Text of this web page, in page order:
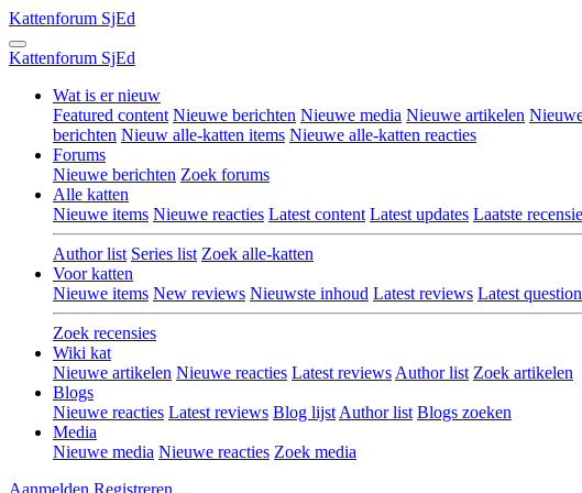
Kattenforum SjEd
Kattenforum SjEd
Wat is er nieuw
Featured content Nieuwe berichten Nieuwe media Nieuwe artikelen
berichten Nieuw alle-katten items Nieuwe alle-katten reacties
Forums
Nieuwe berichten Zoek forums
Alle katten
Nieuwe items Nieuwe reacties Latest content Latest updates Laatste
Author list Series list Zoek alle-katten
Voor katten
Nieuwe items New reviews Nieuwste inhoud Latest reviews Latest
Zoek recensies
Wiki kat
Nieuwe artikelen Nieuwe reacties Latest reviews Author list Zoek artikelen
Blogs
Nieuwe reacties Latest reviews Blog lijst Author list Blogs zoeken
Media
Nieuwe media Nieuwe reacties Zoek media
Aanmelden Registreren